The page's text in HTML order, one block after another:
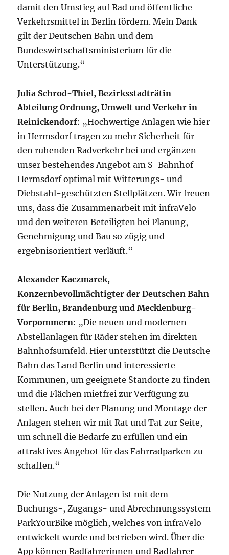
damit den Umstieg auf Rad und öffentliche
Verkehrsmittel in Berlin fördern. Mein Dank
gilt der Deutschen Bahn und dem
Bundeswirtschaftsministerium für die
Unterstützung.“
Julia Schrod-Thiel, Bezirksstadträtin
Abteilung Ordnung, Umwelt und Verkehr in
Reinickendorf: „Hochwertige Anlagen wie hier
in Hermsdorf tragen zu mehr Sicherheit für
den ruhenden Radverkehr bei und ergänzen
unser bestehendes Angebot am S-Bahnhof
Hermsdorf optimal mit Witterungs- und
Diebstahl-geschützten Stellplätzen. Wir freuen
uns, dass die Zusammenarbeit mit infraVelo
und den weiteren Beteiligten bei Planung,
Genehmigung und Bau so zügig und
ergebnisorientiert verläuft.“
Alexander Kaczmarek,
Konzernbevollmächtigter der Deutschen Bahn
für Berlin, Brandenburg und Mecklenburg-
Vorpommern: „Die neuen und modernen
Abstellanlagen für Räder stehen im direkten
Bahnhofsumfeld. Hier unterstützt die Deutsche
Bahn das Land Berlin und interessierte
Kommunen, um geeignete Standorte zu finden
und die Flächen mietfrei zur Verfügung zu
stellen. Auch bei der Planung und Montage der
Anlagen stehen wir mit Rat und Tat zur Seite,
um schnell die Bedarfe zu erfüllen und ein
attraktives Angebot für das Fahrradparken zu
schaffen.“
Die Nutzung der Anlagen ist mit dem
Buchungs-, Zugangs- und Abrechnungssystem
ParkYourBike möglich, welches von infraVelo
entwickelt wurde und betrieben wird. Über die
App können Radfahrerinnen und Radfahrer